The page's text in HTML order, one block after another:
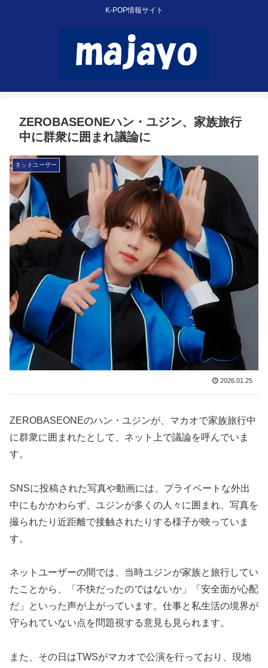
K-POP情報サイト
ZEROBASEONEハン・ユジン、家族旅行
中に群衆に囲まれ議論に
ネットユーザー
2026.01.25
ZEROBASEONEのハン・ユジンが、マカオで家族旅行中
に群衆に囲まれたとして、ネット上で議論を呼んでいま
す。
SNSに投稿された写真や動画には、プライベートな外出
中にもかかわらず、ユジンが多くの人々に囲まれ、写真を
撮られたり近距離で接触されたりする様子が映っていま
す。
ネットユーザーの間では、当時ユジンが家族と旅行してい
たことから、「不快だったのではないか」「安全面が心配
だ」といった声が上がっています。仕事と私生活の境界が
守られていない点を問題視する意見も見られます。
また、その日はTWSがマカオで公演を行っており、現地